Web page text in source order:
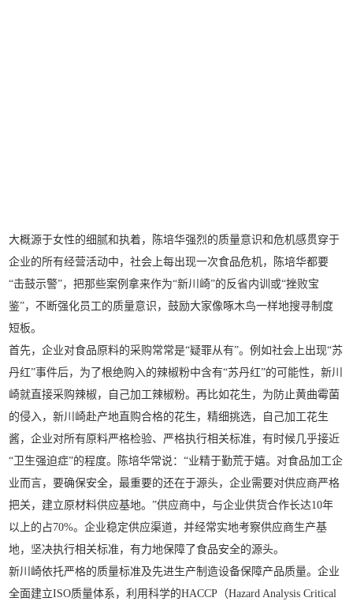
大概源于女性的细腻和执着，陈培华强烈的质量意识和危机感贯穿于
企业的所有经营活动中，社会上每出现一次食品危机，陈培华都要
“击鼓示警”，把那些案例拿来作为“新川崎”的反省内训或“挫败宝
鉴”，不断强化员工的质量意识，鼓励大家像啄木鸟一样地搜寻制度
短板。
首先，企业对食品原料的采购常常是“疑罪从有”。例如社会上出现“苏
丹红”事件后，为了根绝购入的辣椒粉中含有“苏丹红”的可能性，新川
崎就直接采购辣椒，自己加工辣椒粉。再比如花生，为防止黄曲霉菌
的侵入，新川崎赴产地直购合格的花生，精细挑选，自己加工花生
酱，企业对所有原料严格检验、严格执行相关标准，有时候几乎接近
“卫生强迫症”的程度。陈培华常说：“业精于勤荒于嬉。对食品加工企
业而言，要确保安全，最重要的还在于源头，企业需要对供应商严格
把关，建立原材料供应基地。”供应商中，与企业供货合作长达10年
以上的占70%。企业稳定供应渠道，并经常实地考察供应商生产基
地，坚决执行相关标准，有力地保障了食品安全的源头。
新川崎依托严格的质量标准及先进生产制造设备保障产品质量。企业
全面建立ISO质量体系，利用科学的HACCP（Hazard Analysis Critical